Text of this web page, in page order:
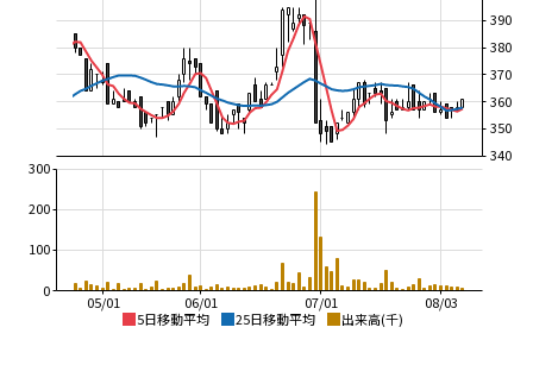
5日移動平均 25日移動平均 出来高(千)
08/03
07/01
06/01
05/01
340
350
360
370
380
390
0
100
200
300